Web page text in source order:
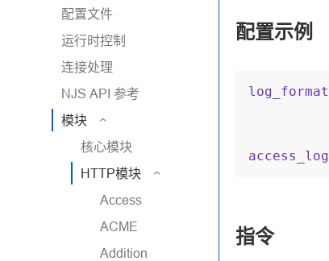
配置文件
运行时控制
连接处理
NJS API 参考
模块
核心模块
HTTP模块
Access
ACME
Addition
配置示例
log_format
access_log
指令